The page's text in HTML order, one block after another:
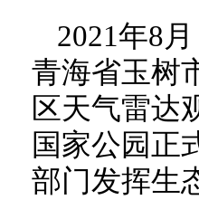
2021年8
青海省玉树
区天气雷达
国家公园正
部门发挥生